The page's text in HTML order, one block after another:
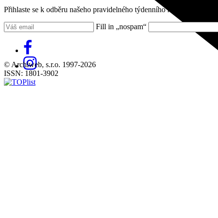
Přihlaste se k odběru našeho pravidelného týdenního newsletteru:
Fill in „nospam“
© Archiweb, s.r.o. 1997-2026
ISSN: 1801-3902